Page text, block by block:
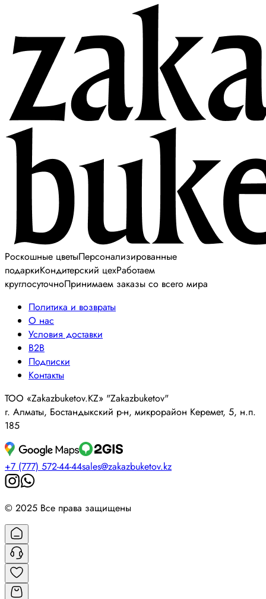
Роскошные цветыПерсонализированные
подаркиКондитерский цехРаботаем
круглосуточноПринимаем заказы со всего мира
Политика и возвраты
О нас
Условия доставки
B2B
Подписки
Контакты
ТОО «Zakazbuketov.KZ» "Zakazbuketov"
г. Алматы, Бостандыкский р-н, микрорайон Керемет, 5, н.п.
185
+7 (777) 572-44-44sales@zakazbuketov.kz
© 2025 Все права защищены